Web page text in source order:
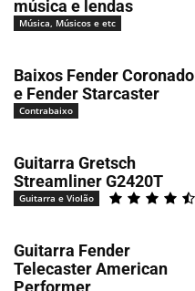
música e lendas
Música, Músicos e etc
Baixos Fender Coronado
e Fender Starcaster
Contrabaixo
Guitarra Gretsch
Streamliner G2420T
Guitarra e Violão
Guitarra Fender
Telecaster American
Performer